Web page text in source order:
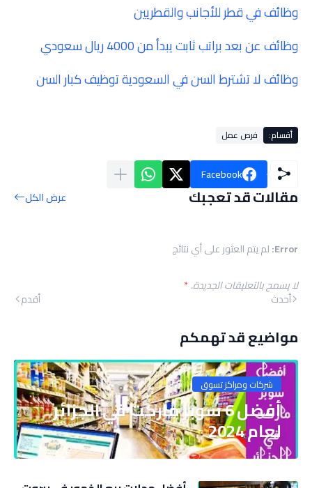
وظائف في قطر للأجانب والقطريين
وظائف عن بعد براتب ثابت يبدأ من 4000 ريال سعودي
وظائف لا تشترط السن في السعودية توظيف كبار السن
أقسام: فرص عمل
Facebook
مقالات قد تعجبك عرض الكل
Error: لم يتم العثور على أي نتائج
لا يسمح بالتعليقات الجديدة.*
أحدث أقدم
مواضيع قد تهمكم
شركات ومراكز تسوق
أفضل 6 سوبر ماركت في الجزائر
لعام 2024